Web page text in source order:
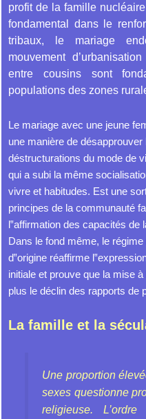
profit de la famille
fondamental dans le
tribaux, le mariage
mouvement
entre cousins sont
populations des zones
Le mariage avec une jeune
une manière de
déstructurations du mode de
qui a subi la même
vivre et habitudes. Est une
principes de la communauté
l‟affirmation des capacités de
Dans le fond même, le
d‟origine réaffirme
initiale et prouve que la mise
plus le déclin des rapports de
La famille et la
Une proportion
sexes questionne
religieuse.